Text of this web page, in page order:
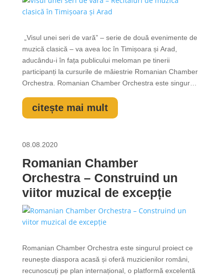
„Visul unei seri de vară” – serie de două evenimente de
muzică clasică – va avea loc în Timișoara și Arad,
aducându-i în fața publicului meloman pe tinerii
participanți la cursurile de măiestrie Romanian Chamber
Orchestra. Romanian Chamber Orchestra este singurul
români, recunoscuți pe plan internațional, o platformă
excelentă prin care...
citește mai mult
08.08.2020
Romanian Chamber
Orchestra – Construind un
viitor muzical de excepție
Romanian Chamber Orchestra este singurul proiect ce
reunește diaspora acasă și oferă muzicienilor români,
recunoscuți pe plan internațional, o platformă excelentă